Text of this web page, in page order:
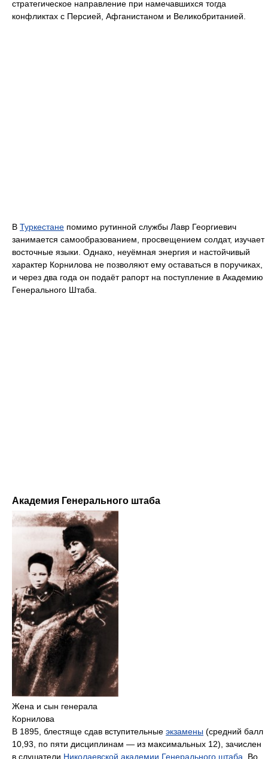
стратегическое направление при намечавшихся тогда
конфликтах с Персией, Афганистаном и Великобританией.
В Туркестане помимо рутинной службы Лавр Георгиевич
занимается самообразованием, просвещением солдат, изучает
восточные языки. Однако, неуёмная энергия и настойчивый
характер Корнилова не позволяют ему оставаться в поручиках,
и через два года он подаёт рапорт на поступление в Академию
Генерального Штаба.
Академия Генерального штаба
Жена и сын генерала
Корнилова
В 1895, блестяще сдав вступительные экзамены (средний балл
10,93, по пяти дисциплинам — из максимальных 12), зачислен
в слушатели Николаевской академии Генерального штаба . Во